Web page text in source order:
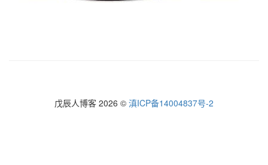
戊辰人博客 2026 © 滇ICP备14004837号-2